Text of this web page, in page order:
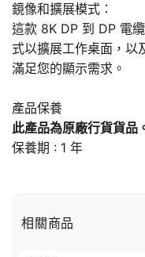
鏡像和擴展模式：
這款 8K DP 到 DP 電
式以擴展工作桌面，以
滿足您的顯示需求。
產品保養
此產品為原廠行貨貨品
保養期 : 1 年
相關商品